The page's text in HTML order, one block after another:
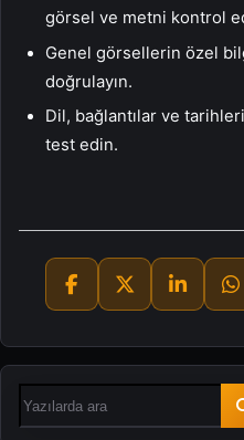
görsel ve metni kontrol
Genel görsellerin özel
doğrulayın.
Dil, bağlantılar ve
test edin.